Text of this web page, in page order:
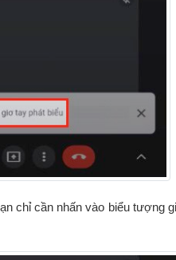
chỉ cần nhấn vào biểu tượng